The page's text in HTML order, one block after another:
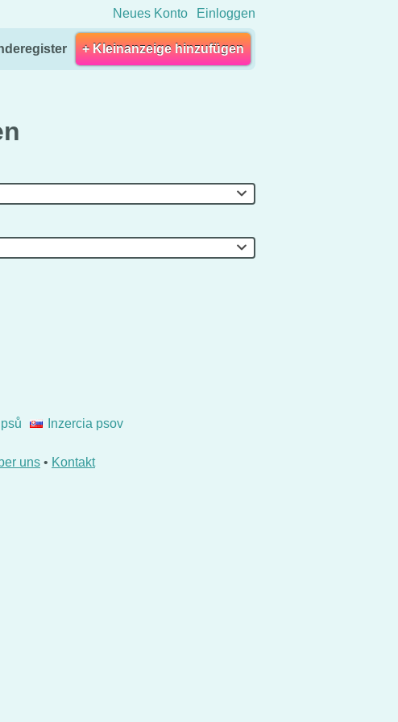
Neues Konto Einloggen
+ Kleinanzeige hinzufügen
Inzercia psov
uns • Kontakt